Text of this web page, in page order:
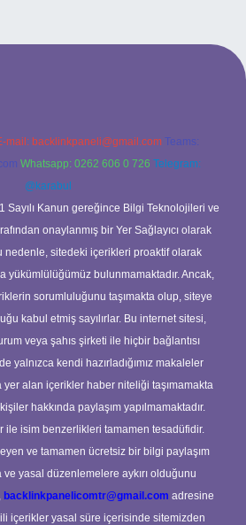
mail: backlinkpaneli@gmail.com Teams:
Whatsapp: 0262 606 0 726 Telegram:
@karabul
Sayılı Kanun gereğince Bilgi Teknolojileri ve
onaylanmış bir Yer Sağlayıcı olarak
nedenle, sitedeki içerikleri proaktif olarak
yükümlülüğümüz bulunmamaktadır. Ancak,
sorumluluğunu taşımakta olup, siteye
kabul etmiş sayılırlar. Bu internet sitesi,
veya şahıs şirketi ile hiçbir bağlantısı
yalnızca kendi hazırladığımız makaleler
yer alan içerikler haber niteliği taşımamakta
hakkında paylaşım yapılmamaktadır.
ile isim benzerlikleri tamamen tesadüfidir.
ve tamamen ücretsiz bir bilgi paylaşım
yasal düzenlemelere aykırı olduğunu
backlinkpanelicomtr@gmail.com adresine
içerikler yasal süre içerisinde sitemizden